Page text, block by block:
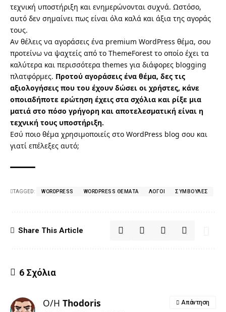
τεχνική υποστήριξη και ενημερώνονται συχνά. Ωστόσο,
αυτό δεν σημαίνει πως είναι όλα καλά και άξια της αγοράς
τους.
Αν θέλεις να αγοράσεις ένα premium WordPress θέμα, σου
προτείνω να ψαχτείς από το ThemeForest το οποίο έχει τα
καλύτερα και περισσότερα themes για διάφορες blogging
πλατφόρμες. Προτού αγοράσεις ένα θέμα, δες τις
αξιολογήσεις που του έχουν δώσει οι χρήστες, κάνε
οποιαδήποτε ερώτηση έχεις στα σχόλια και ρίξε μια
ματιά στο πόσο γρήγορη και αποτελεσματική είναι η
τεχνική τους υποστήριξη.
Εσύ ποιο θέμα χρησιμοποιείς στο WordPress blog σου και
γιατί επέλεξες αυτό;
TAGGED: WORDPRESS WORDPRESS ΘΈΜΑΤΑ ΛΌΓΟΙ ΣΥΜΒΟΥΛΈΣ
Share This Article
6 Σχόλια
Ο/Η Thodoris Απάντηση